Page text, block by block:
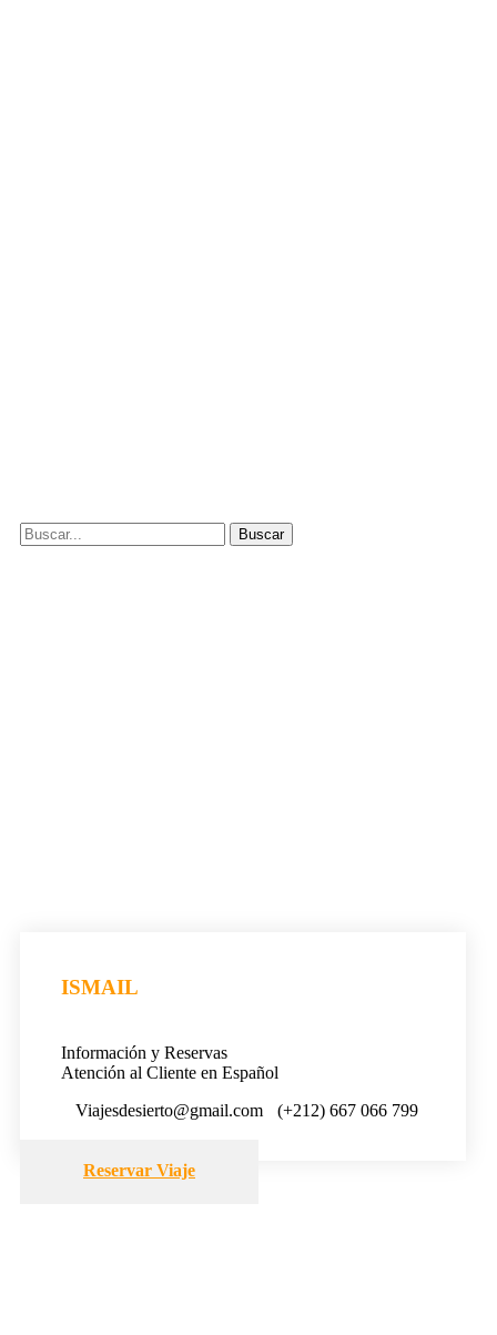
ISMAIL
Información y Reservas
Atención al Cliente en Español
Viajesdesierto@gmail.com
(+212) 667 066 799
Reservar Viaje